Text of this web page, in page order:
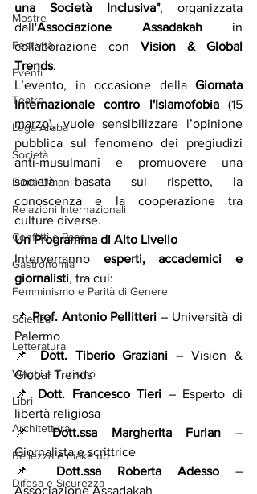
Mostre
Festività
Eventi
Teatro
Lega Araba
Società
Diritti Umani
Relazioni Internazionali
Conflitti e Pace
Gastronomia
Femminismo e Parità di Genere
Scienza
Letteratura
Viaggi e Turismo
Libri
Architettura
Bellezza e make up
Difesa e Sicurezza
una Società Inclusiva", organizzata
dall'Associazione Assadakah in
collaborazione con Vision & Global
Trends.
L’evento, in occasione della Giornata
Internazionale contro l'Islamofobia (15
marzo), vuole sensibilizzare l’opinione
pubblica sul fenomeno dei pregiudizi
anti-musulmani e promuovere una
società basata sul rispetto, la
conoscenza e la cooperazione tra
culture diverse.
Un Programma di Alto Livello
Interverranno esperti, accademici e
giornalisti, tra cui:
📌 Prof. Antonio Pellitteri – Università di
Palermo
📌
Dott. Tiberio Graziani – Vision &
Global Trends
📌 Dott. Francesco Tieri – Esperto di
libertà religiosa
📌 Dott.ssa Margherita Furlan –
Giornalista e scrittrice
📌
Dott.ssa Roberta Adesso –
Associazione Assadakah